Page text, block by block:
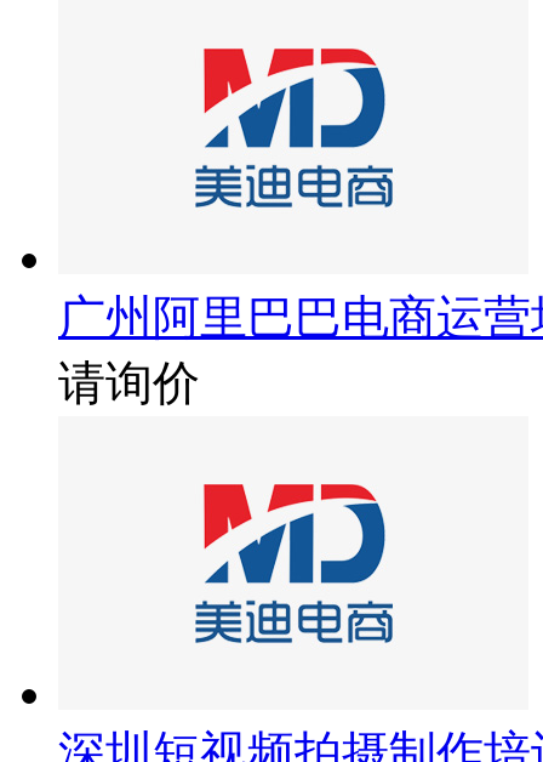
广州阿里巴巴电商运
请询价